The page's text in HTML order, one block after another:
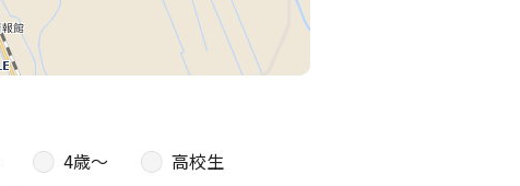
4歳〜
高校生